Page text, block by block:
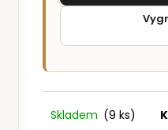
Skladem (9 ks)